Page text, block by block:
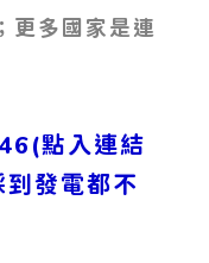
更多國家是連
點入連結
發電都不